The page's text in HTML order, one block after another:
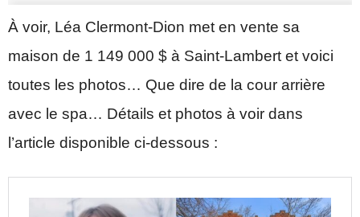
À voir, Léa Clermont-Dion met en vente sa
maison de 1 149 000 $ à Saint-Lambert et voici
toutes les photos… Que dire de la cour arrière
avec le spa… Détails et photos à voir dans
l’article disponible ci-dessous :